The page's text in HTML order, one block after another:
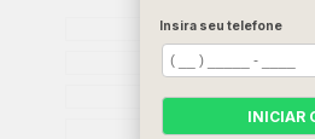
Home
Empresa
SERVIÇOS
Contato
Insira seu telefone
INICIAR